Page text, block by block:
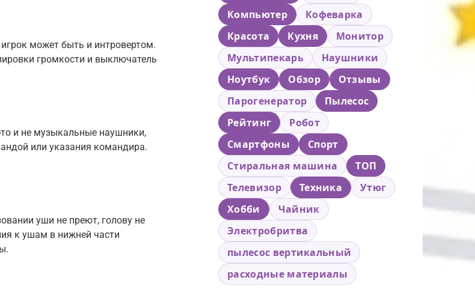
может быть и интровертом.
громкости и выключатель
и не музыкальные наушники,
или указания командира.
уши не преют, голову не
к ушам в нижней части
Компьютер
Кофеварка
Красота
Кухня
Монитор
Мультипекарь
Наушники
Ноутбук
Обзор
Отзывы
Парогенератор
Пылесос
Рейтинг
Робот
Смартфоны
Спорт
Стиральная машина
ТОП
Телевизор
Техника
Утюг
Хобби
Чайник
Электробритва
пылесос вертикальный
расходные материалы